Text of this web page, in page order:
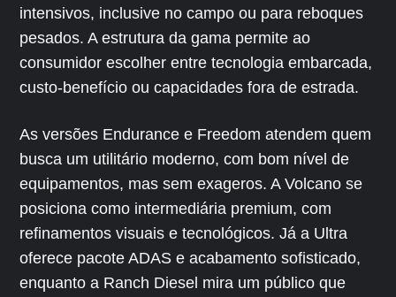
intensivos, inclusive no campo ou para reboques
pesados. A estrutura da gama permite ao
consumidor escolher entre tecnologia embarcada,
custo-benefício ou capacidades fora de estrada.
As versões Endurance e Freedom atendem quem
busca um utilitário moderno, com bom nível de
equipamentos, mas sem exageros. A Volcano se
posiciona como intermediária premium, com
refinamentos visuais e tecnológicos. Já a Ultra
oferece pacote ADAS e acabamento sofisticado,
enquanto a Ranch Diesel mira um público que